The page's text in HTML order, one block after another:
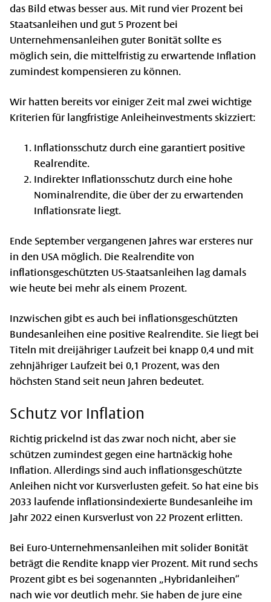
das Bild etwas besser aus. Mit rund vier Prozent bei
Staatsanleihen und gut 5 Prozent bei
Unternehmensanleihen guter Bonität sollte es
möglich sein, die mittelfristig zu erwartende Inflation
zumindest kompensieren zu können.
Wir hatten bereits vor einiger Zeit mal zwei wichtige
Kriterien für langfristige Anleiheinvestments skizziert:
Inflationsschutz durch eine garantiert positive
Realrendite.
Indirekter Inflationsschutz durch eine hohe
Nominalrendite, die über der zu erwartenden
Inflationsrate liegt.
Ende September vergangenen Jahres war ersteres nur
in den USA möglich. Die Realrendite von
inflationsgeschützten US-Staatsanleihen lag damals
wie heute bei mehr als einem Prozent.
Inzwischen gibt es auch bei inflationsgeschützten
Bundesanleihen eine positive Realrendite. Sie liegt bei
Titeln mit dreijähriger Laufzeit bei knapp 0,4 und mit
zehnjähriger Laufzeit bei 0,1 Prozent, was den
höchsten Stand seit neun Jahren bedeutet.
Schutz vor Inflation
Richtig prickelnd ist das zwar noch nicht, aber sie
schützen zumindest gegen eine hartnäckig hohe
Inflation. Allerdings sind auch inflationsgeschützte
Anleihen nicht vor Kursverlusten gefeit. So hat eine bis
2033 laufende inflationsindexierte Bundesanleihe im
Jahr 2022 einen Kursverlust von 22 Prozent erlitten.
Bei Euro-Unternehmensanleihen mit solider Bonität
beträgt die Rendite knapp vier Prozent. Mit rund sechs
Prozent gibt es bei sogenannten „Hybridanleihen“
nach wie vor deutlich mehr. Sie haben de jure eine